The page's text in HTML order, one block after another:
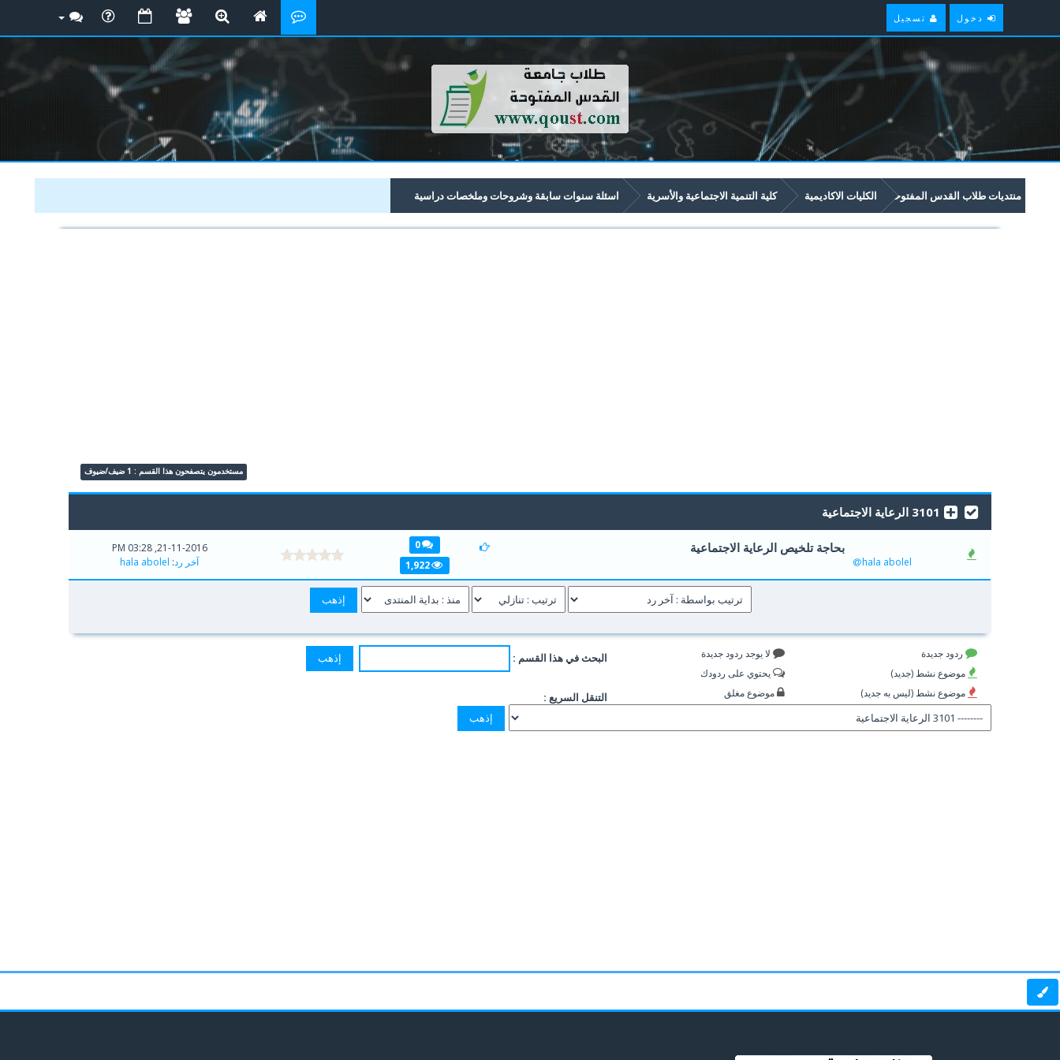
دخول تسجيل
منتديات طلاب القدس المفتوحة الكليات الاكاديمية كلية التنمية الاجتماعية والأسرية اسئلة سنوات سابقة وشروحات وملخصات دراسية
امتحانات سابقة وملخصات لمواد مستوى سنة أولى في برنامج التنمية الاجتماعية والأسرية تبدأ برقم 31xx 3101 الرعاية الاجتماعية
مستخدمون يتصفحون هذا القسم : 1 ضيف/ضيوف
3101 الرعاية الاجتماعية
بحاجة تلخيص الرعاية الاجتماعية
hala abolel
0
1,922
0 أصوات - 0 من معدل 5 أصوات 345
21-11-2016, 03:28 PM
آخر رد:
hala abolel
ردود جديدة
موضوع نشط (جديد)
موضوع نشط (ليس به جديد)
لا يوجد ردود جديدة
يحتوي على ردودك
موضوع مغلق
البحث في هذا القسم :
التنقل السريع :